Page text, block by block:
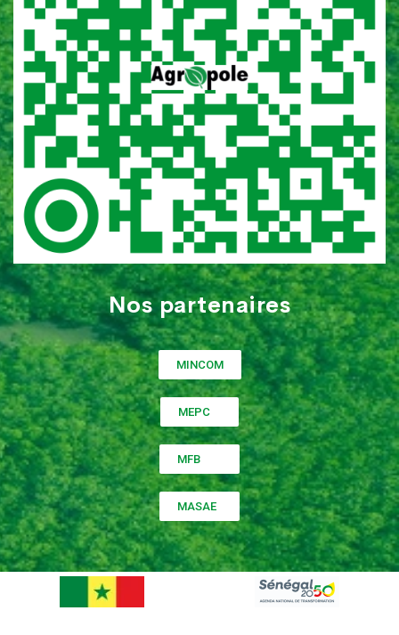
Nos partenaires
MINCOM
MEPC
MFB
MASAE